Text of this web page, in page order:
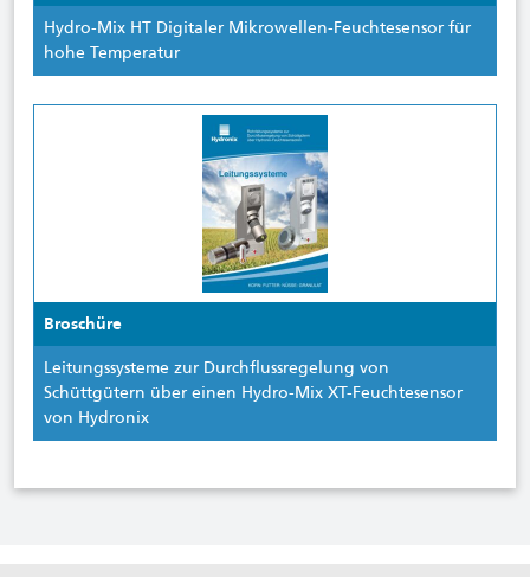
Hydro-Mix HT Digitaler Mikrowellen-Feuchtesensor für
hohe Temperatur
Broschüre
Leitungssysteme zur Durchflussregelung von
Schüttgütern über einen Hydro-Mix XT-Feuchtesensor
von Hydronix